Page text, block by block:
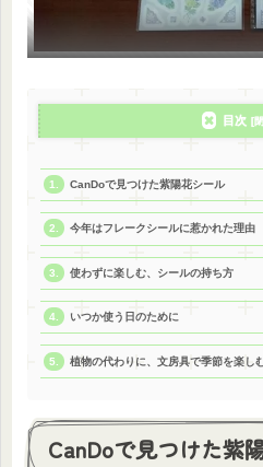
目次
CanDoで見つけた紫陽花シール
今年はフレークシールに惹かれた理由
使わずに楽しむ、シールの持ち方
いつか使う日のために
植物の代わりに、文房具で季節を楽し
CanDoで見つけた紫